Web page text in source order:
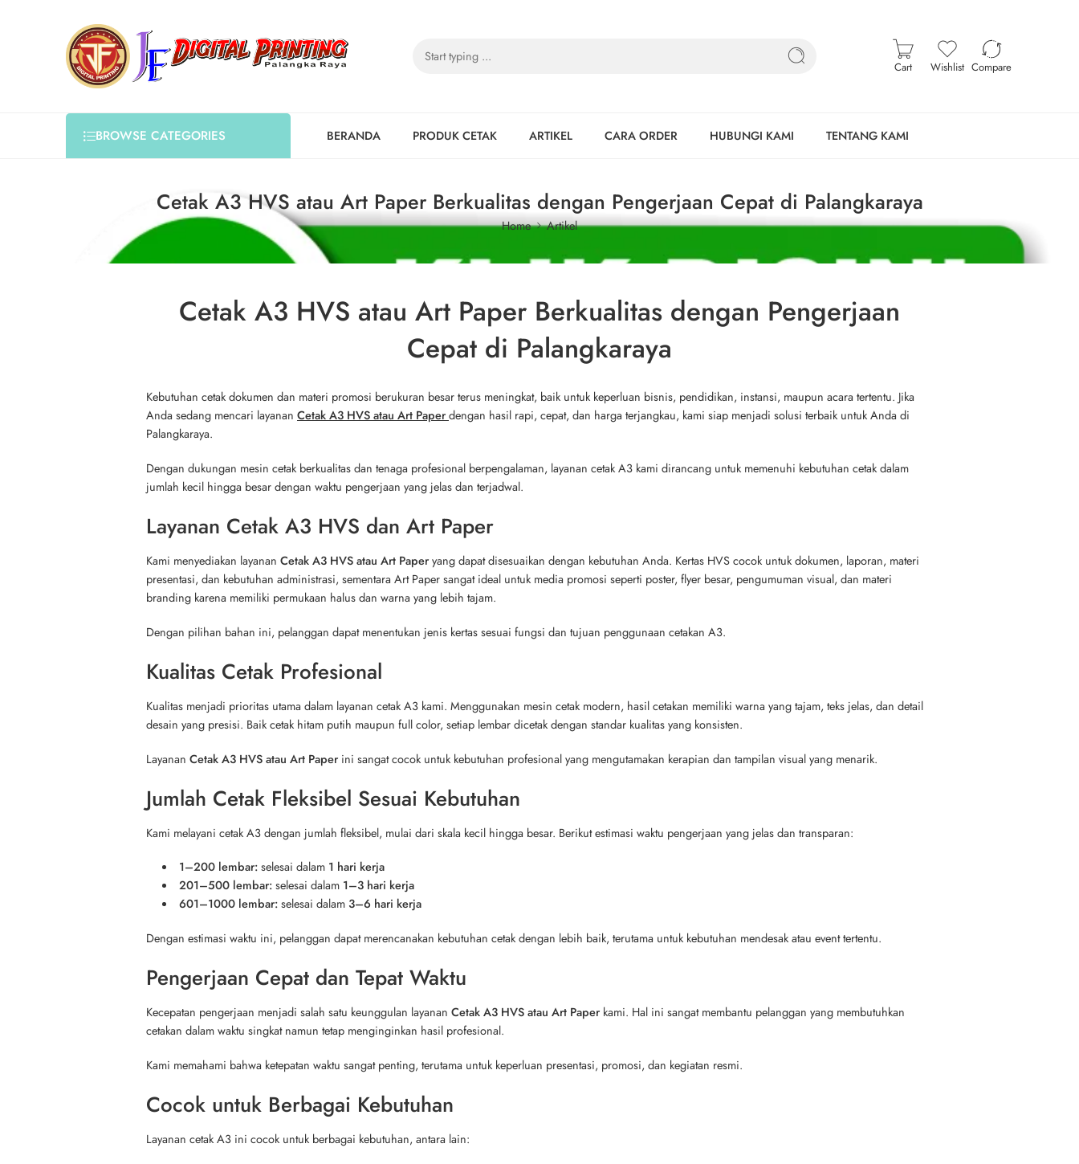
Cart Wishlist Compare
BROWSE CATEGORIES BERANDA PRODUK CETAK ARTIKEL CARA ORDER HUBUNGI KAMI TENTANG KAMI
Cetak A3 HVS atau Art Paper Berkualitas dengan Pengerjaan Cepat di Palangkaraya
Home Artikel
Cetak A3 HVS atau Art Paper Berkualitas dengan Pengerjaan
Cepat di Palangkaraya
Kebutuhan cetak dokumen dan materi promosi berukuran besar terus meningkat, baik untuk keperluan bisnis, pendidikan, instansi, maupun acara tertentu. Jika
Anda sedang mencari layanan Cetak A3 HVS atau Art Paperdengan hasil rapi, cepat, dan harga terjangkau, kami siap menjadi solusi terbaik untuk Anda di
Palangkaraya.
Dengan dukungan mesin cetak berkualitas dan tenaga profesional berpengalaman, layanan cetak A3 kami dirancang untuk memenuhi kebutuhan cetak dalam
jumlah kecil hingga besar dengan waktu pengerjaan yang jelas dan terjadwal.
Layanan Cetak A3 HVS dan Art Paper
Kami menyediakan layanan Cetak A3 HVS atau Art Paperyang dapat disesuaikan dengan kebutuhan Anda. Kertas HVS cocok untuk dokumen, laporan, materi
presentasi, dan kebutuhan administrasi, sementara Art Paper sangat ideal untuk media promosi seperti poster, flyer besar, pengumuman visual, dan materi
branding karena memiliki permukaan halus dan warna yang lebih tajam.
Dengan pilihan bahan ini, pelanggan dapat menentukan jenis kertas sesuai fungsi dan tujuan penggunaan cetakan A3.
Kualitas Cetak Profesional
Kualitas menjadi prioritas utama dalam layanan cetak A3 kami. Menggunakan mesin cetak modern, hasil cetakan memiliki warna yang tajam, teks jelas, dan detail
desain yang presisi. Baik cetak hitam putih maupun full color, setiap lembar dicetak dengan standar kualitas yang konsisten.
Layanan Cetak A3 HVS atau Art Paper ini sangat cocok untuk kebutuhan profesional yang mengutamakan kerapian dan tampilan visual yang menarik.
Jumlah Cetak Fleksibel Sesuai Kebutuhan
Kami melayani cetak A3 dengan jumlah fleksibel, mulai dari skala kecil hingga besar. Berikut estimasi waktu pengerjaan yang jelas dan transparan:
1–200 lembar:selesai dalam 1 hari kerja
201–500 lembar:selesai dalam 1–3 hari kerja
601–1000 lembar:selesai dalam 3–6 hari kerja
Dengan estimasi waktu ini, pelanggan dapat merencanakan kebutuhan cetak dengan lebih baik, terutama untuk kebutuhan mendesak atau event tertentu.
Pengerjaan Cepat dan Tepat Waktu
Kecepatan pengerjaan menjadi salah satu keunggulan layanan Cetak A3 HVS atau Art Paper kami. Hal ini sangat membantu pelanggan yang membutuhkan
cetakan dalam waktu singkat namun tetap menginginkan hasil profesional.
Kami memahami bahwa ketepatan waktu sangat penting, terutama untuk keperluan presentasi, promosi, dan kegiatan resmi.
Cocok untuk Berbagai Kebutuhan
Layanan cetak A3 ini cocok untuk berbagai kebutuhan, antara lain: